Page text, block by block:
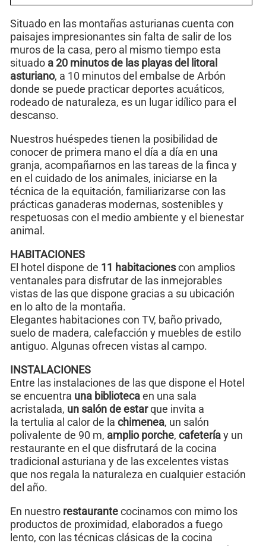
Situado en las montañas asturianas cuenta con
paisajes impresionantes sin falta de salir de los
muros de la casa, pero al mismo tiempo esta
situado a 20 minutos de las playas del litoral
asturiano, a 10 minutos del embalse de Arbón
donde se puede practicar deportes acuáticos,
rodeado de naturaleza, es un lugar idílico para el
descanso.
Nuestros huéspedes tienen la posibilidad de
conocer de primera mano el día a día en una
granja, acompañarnos en las tareas de la finca y
en el cuidado de los animales, iniciarse en la
técnica de la equitación, familiarizarse con las
prácticas ganaderas modernas, sostenibles y
respetuosas con el medio ambiente y el bienestar
animal.
HABITACIONES
El hotel dispone de 11 habitacionescon amplios
ventanales para disfrutar de las inmejorables
vistas de las que dispone gracias a su ubicación
en lo alto de la montaña.
Elegantes habitaciones con TV, baño privado,
suelo de madera, calefacción y muebles de estilo
antiguo. Algunas ofrecen vistas al campo.
INSTALACIONES
Entre las instalaciones de las que dispone el Hotel
se encuentra una bibliotecaen una sala
acristalada, un salón de estarque invita a
la tertulia al calor de la chimenea, un salón
polivalente de 90 m, amplio porche, cafeteríay un
restaurante en el que disfrutará de la cocina
tradicional asturiana y de las excelentes vistas
que nos regala la naturaleza en cualquier estación
del año.
En nuestro restaurantecocinamos con mimo los
productos de proximidad, elaborados a fuego
lento, con las técnicas clásicas de la cocina